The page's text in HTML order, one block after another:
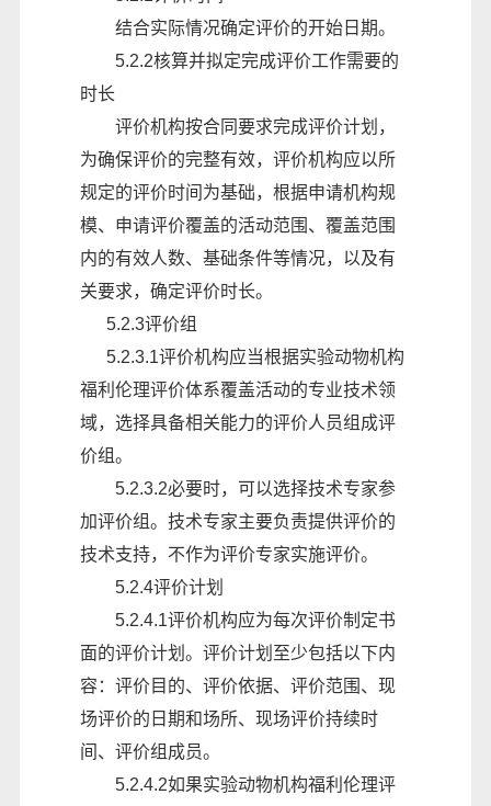
结合实际情况确定评价的开始日期。
5.2.2核算并拟定完成评价工作需要的
时长
评价机构按合同要求完成评价计划，
为确保评价的完整有效，评价机构应以所
规定的评价时间为基础，根据申请机构规
模、申请评价覆盖的活动范围、覆盖范围
内的有效人数、基础条件等情况，以及有
关要求，确定评价时长。
5.2.3评价组
5.2.3.1评价机构应当根据实验动物机构
福利伦理评价体系覆盖活动的专业技术领
域，选择具备相关能力的评价人员组成评
价组。
5.2.3.2必要时，可以选择技术专家参
加评价组。技术专家主要负责提供评价的
技术支持，不作为评价专家实施评价。
5.2.4评价计划
5.2.4.1评价机构应为每次评价制定书
面的评价计划。评价计划至少包括以下内
容：评价目的、评价依据、评价范围、现
场评价的日期和场所、现场评价持续时
间、评价组成员。
5.2.4.2如果实验动物机构福利伦理评